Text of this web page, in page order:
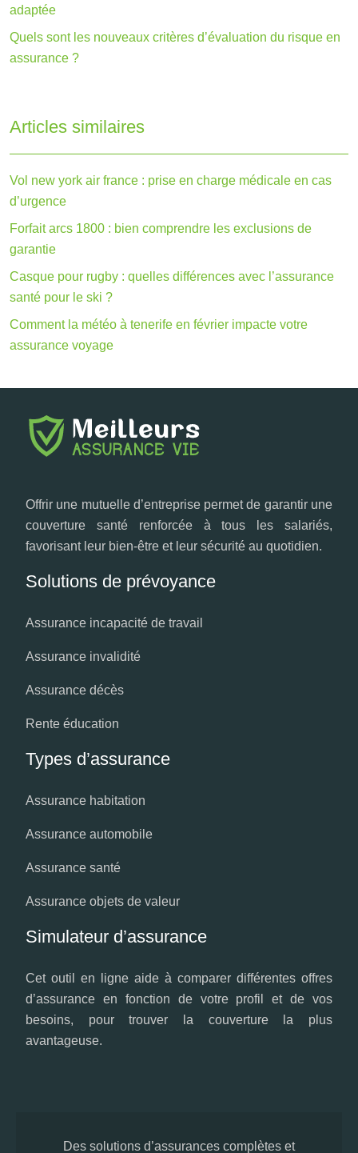
adaptée
Quels sont les nouveaux critères d’évaluation du risque en
assurance ?
Articles similaires
Vol new york air france : prise en charge médicale en cas
d’urgence
Forfait arcs 1800 : bien comprendre les exclusions de
garantie
Casque pour rugby : quelles différences avec l’assurance
santé pour le ski ?
Comment la météo à tenerife en février impacte votre
assurance voyage
Offrir une mutuelle d’entreprise permet de garantir une
couverture santé renforcée à tous les salariés,
favorisant leur bien-être et leur sécurité au quotidien.
Solutions de prévoyance
Assurance incapacité de travail
Assurance invalidité
Assurance décès
Rente éducation
Types d’assurance
Assurance habitation
Assurance automobile
Assurance santé
Assurance objets de valeur
Simulateur d’assurance
Cet outil en ligne aide à comparer différentes offres
d’assurance en fonction de votre profil et de vos
besoins, pour trouver la couverture la plus
avantageuse.
Des solutions d’assurances complètes et